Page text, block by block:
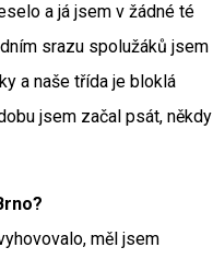
a já jsem v žádné té
srazu spolužáků jsem
a naše třída je bloklá
jsem začal psát, někdy
měl jsem